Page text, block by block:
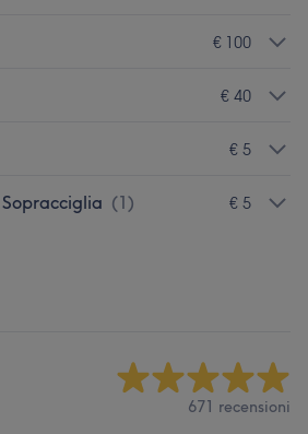
€ 100
€ 40
€ 5
(1) € 5
671 recensioni